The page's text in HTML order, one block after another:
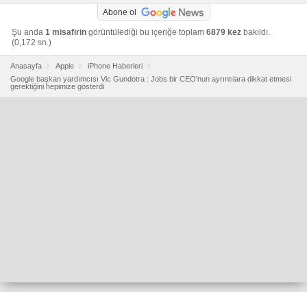
Abone ol
Şu anda 1 misafirin görüntülediği bu içeriğe toplam 6879 kez bakıldı.
(0,172 sn.)
Anasayfa Apple
iPhone Haberleri
Google başkan yardımcısı Vic Gundotra : Jobs bir CEO'nun ayrıntılara dikkat etmesi
gerektiğini hepimize gösterdi